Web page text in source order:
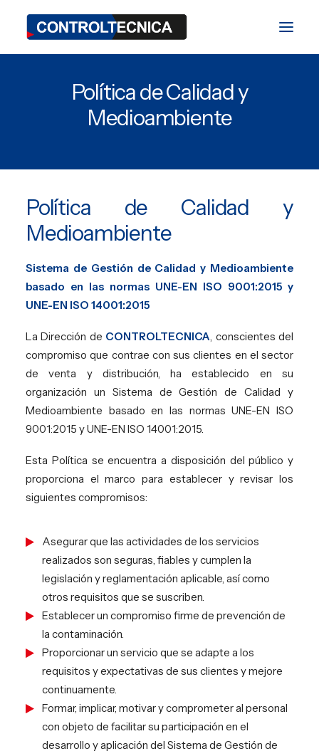
División TEST
División SAT
Ferias y Eventos
ES
EN
PT
Política de Calidad y
Medioambiente
Política de Calidad y
Medioambiente
Sistema de Gestión de Calidad y Medioambiente
basado en las normas UNE-EN ISO 9001:2015 y
UNE-EN ISO 14001:2015
La Dirección de CONTROLTECNICA, conscientes del
compromiso que contrae con sus clientes en el sector
de venta y distribución, ha establecido en su
organización un Sistema de Gestión de Calidad y
Medioambiente basado en las normas UNE-EN ISO
9001:2015 y UNE-EN ISO 14001:2015.
Esta Política se encuentra a disposición del público y
proporciona el marco para establecer y revisar los
siguientes compromisos:
Asegurar que las actividades de los servicios
realizados son seguras, fiables y cumplen la
legislación y reglamentación aplicable, así como
otros requisitos que se suscriben.
Establecer un compromiso firme de prevención de
la contaminación.
Proporcionar un servicio que se adapte a los
requisitos y expectativas de sus clientes y mejore
continuamente.
Formar, implicar, motivar y comprometer al personal
con objeto de facilitar su participación en el
desarrollo y aplicación del Sistema de Gestión de